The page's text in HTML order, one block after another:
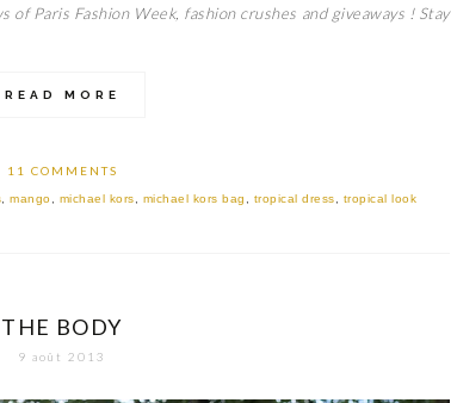
Paris Fashion Week, fashion crushes and giveaways ! Stay
READ MORE
11 COMMENTS
,mango michael kors michael kors bag tropical dress tropical look
THE BODY
9 août 2013